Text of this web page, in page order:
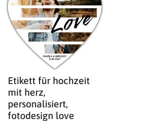
Etikett für hochzeit
mit herz,
personalisiert,
fotodesign love